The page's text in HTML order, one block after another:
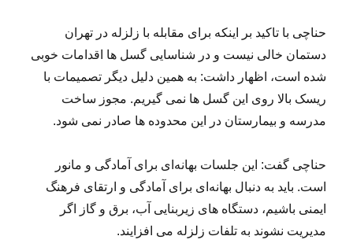
حناچی با تاکید بر اینکه برای مقابله با زلزله در تهران
دستمان خالی نیست و در شناسایی گسل ها اقدامات خوبی
شده است، اظهار داشت: به همین دلیل دیگر تصمیمات با
ریسک بالا روی این گسل ها نمی گیریم. مجوز ساخت
مدرسه و بیمارستان در این محدوده ها صادر نمی شود.
حناچی گفت: این جلسات بهانه‌ای برای آمادگی و مانور
است. باید به دنبال بهانه‌ای برای آمادگی و ارتقای فرهنگ
ایمنی باشیم، دستگاه های زیربنایی آب، برق و گاز اگر
مدیریت نشوند به تلفات زلزله می افزایند.